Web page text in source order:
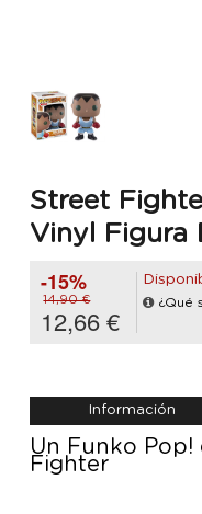
Street
Vinyl Figura
-15%
14,90 €
12,66 €
¿Qué
Información
Un Funko Pop!
Fighter